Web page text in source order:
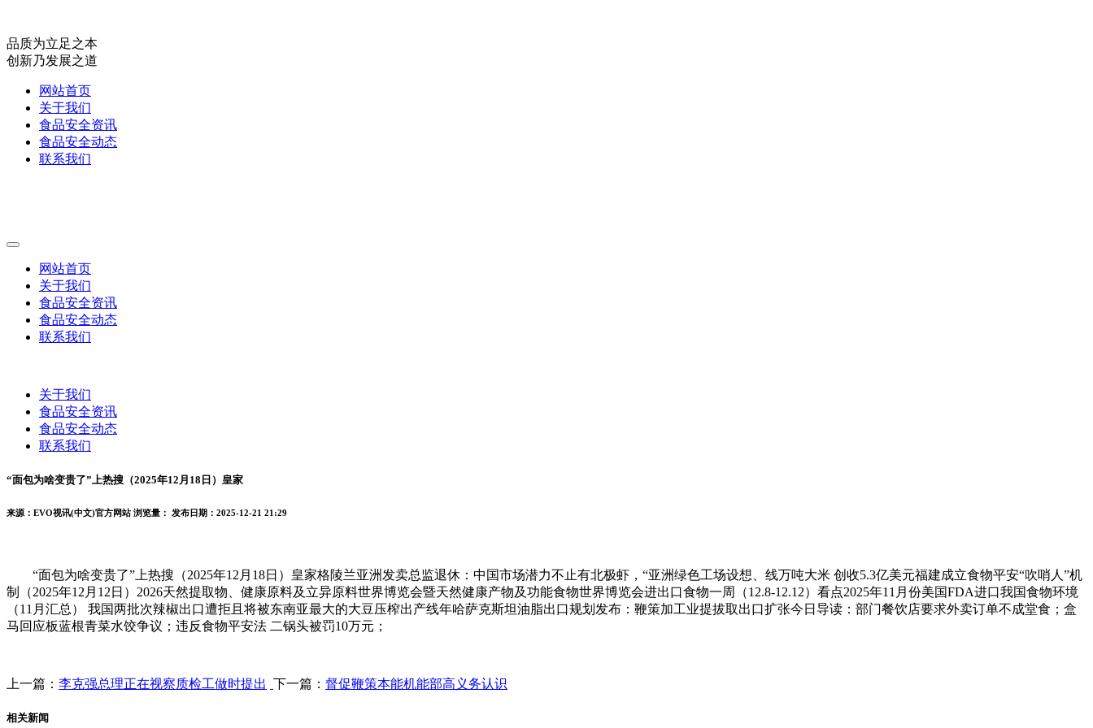
品质为立足之本
创新乃发展之道
网站首页
关于我们
食品安全资讯
食品安全动态
联系我们
网站首页
关于我们
食品安全资讯
食品安全动态
联系我们
关于我们
食品安全资讯
食品安全动态
联系我们
“面包为啥变贵了”上热搜（2025年12月18日）皇家
来源：EVO视讯(中文)官方网站 浏览量： 发布日期：2025-12-21 21:29
“面包为啥变贵了”上热搜（2025年12月18日）皇家格陵兰亚洲发卖总监退休：中国市场潜力不止有北极虾，“亚洲绿色工场设想、线万吨大米 创收5.3亿美元福建成立食物平安“吹哨人”机
制（2025年12月12日）2026天然提取物、健康原料及立异原料世界博览会暨天然健康产物及功能食物世界博览会进出口食物一周（12.8-12.12）看点2025年11月份美国FDA进口我国食物环境
（11月汇总） 我国两批次辣椒出口遭拒且将被东南亚最大的大豆压榨出产线年哈萨克斯坦油脂出口规划发布：鞭策加工业提拔取出口扩张今日导读：部门餐饮店要求外卖订单不成堂食；盒
马回应板蓝根青菜水饺争议；违反食物平安法 二锅头被罚10万元；
上一篇： 李克强总理正在视察质检工做时提出 下一篇： 督促鞭策本能机能部高义务认识
相关新闻